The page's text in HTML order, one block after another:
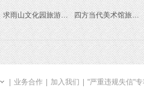
求雨山文化园旅游线路 四方当代美术馆旅游线路
业务合作 加入我们 "严重违规失信"